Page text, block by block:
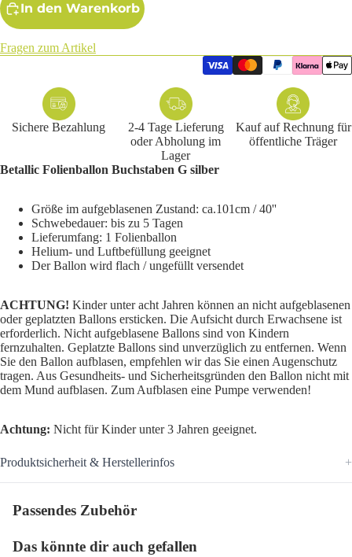
In den Warenkorb
Fragen zum Artikel
Sichere Bezahlung
2-4 Tage Lieferung
oder Abholung im
Lager
Kauf auf Rechnung für
öffentliche Träger
Betallic Folienballon Buchstaben G silber
Größe im aufgeblasenen Zustand: ca.101cm / 40''
Schwebedauer: bis zu 5 Tagen
Lieferumfang: 1 Folienballon
Helium- und Luftbefüllung geeignet
Der Ballon wird flach / ungefüllt versendet
ACHTUNG! Kinder unter acht Jahren können an nicht aufgeblasenen
oder geplatzten Ballons ersticken. Die Aufsicht durch Erwachsene ist
erforderlich. Nicht aufgeblasene Ballons sind von Kindern
fernzuhalten. Geplatzte Ballons sind unverzüglich zu entfernen. Wenn
Sie den Ballon aufblasen, empfehlen wir das Sie einen Augenschutz
tragen. Aus Gesundheits- und Sicherheitsgründen den Ballon nicht mit
dem Mund aufblasen. Zum Aufblasen eine Pumpe verwenden!
Achtung: Nicht für Kinder unter 3 Jahren geeignet.
Produktsicherheit & Herstellerinfos
Passendes Zubehör
Das könnte dir auch gefallen